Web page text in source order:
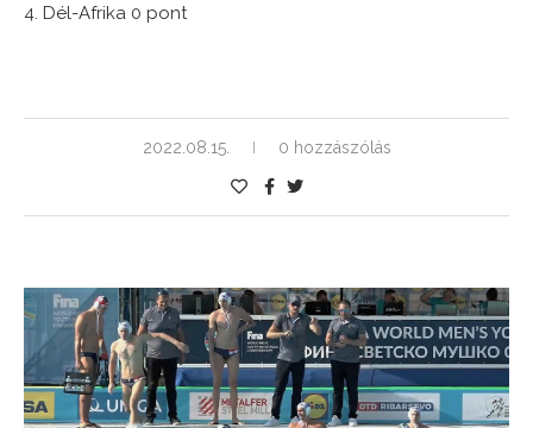
4. Dél-Afrika 0 pont
2022.08.15. 0 hozzászólás